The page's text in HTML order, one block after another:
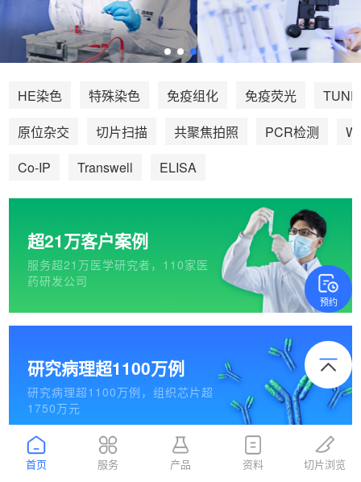
预约
HE染色 特殊染色 免疫组化 免疫荧光
原位杂交
切片扫描 共聚焦拍照 PCR检测
Co-IP
Transwell ELISA
超21万客户案例
服务超21万医学研究者，110家医
药研发公司
研究病理超1100万例
研究病理超1100万例，组织芯片超
1750万元
首页 服务 产品 资料 切片浏览